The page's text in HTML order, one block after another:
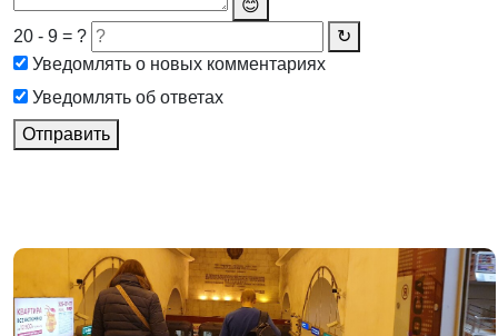
😊
20 - 9 = ?
↻
Уведомлять о новых комментариях
Уведомлять об ответах
Отправить